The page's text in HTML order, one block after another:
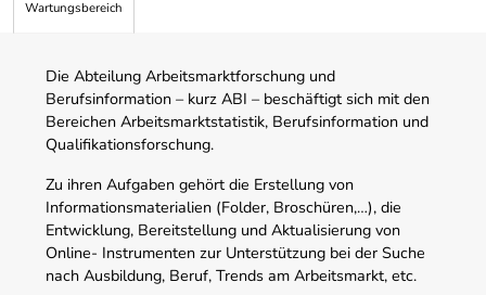
Wartungsbereich
Die Abteilung Arbeitsmarktforschung und
Berufsinformation – kurz ABI – beschäftigt sich mit den
Bereichen Arbeitsmarktstatistik, Berufsinformation und
Qualifikationsforschung.
Zu ihren Aufgaben gehört die Erstellung von
Informationsmaterialien (Folder, Broschüren,…), die
Entwicklung, Bereitstellung und Aktualisierung von
Online- Instrumenten zur Unterstützung bei der Suche
nach Ausbildung, Beruf, Trends am Arbeitsmarkt, etc.